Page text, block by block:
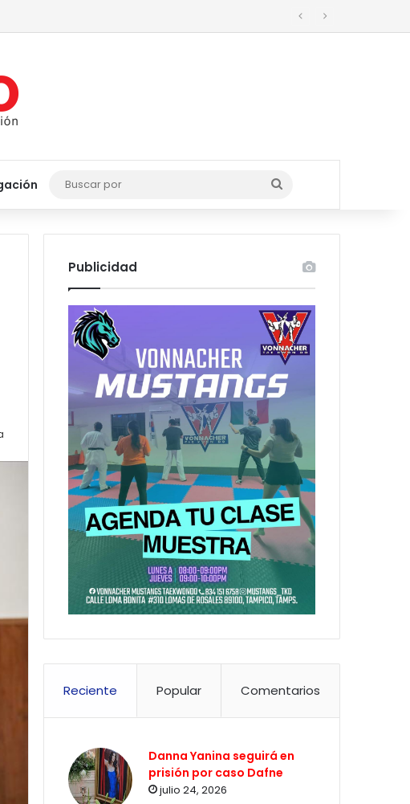
becerro
Buscar
por
Publicidad
Reciente Popular Comentarios
Danna Yanina seguirá en
prisión por caso Dafne
julio 24, 2026